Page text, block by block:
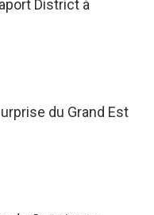
District à
du Grand Est